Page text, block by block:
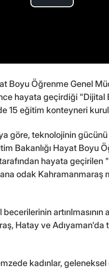
Boyu Öğrenme Genel
hayata geçirdiği
15 eğitim konteyneri
göre, teknolojinin
Bakanlığı Hayat Boyu
hayata geçirilen
odak Kahramanmaraş
artırılmasının
Hatay ve Adıyaman'da
kadınlar, geleneksel